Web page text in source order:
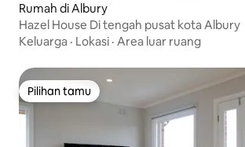
Rumah di Albury
Hazel House Di tengah pusat kota Albury
Keluarga · Lokasi · Area luar ruang
Pilihan tamu
Pilihan tamu